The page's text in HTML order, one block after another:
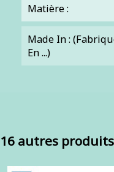
Matière :
Made In :
En ...)
16 autres